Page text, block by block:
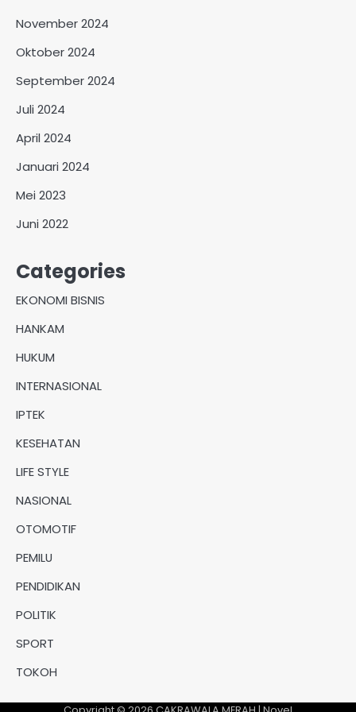
November 2024
Oktober 2024
September 2024
Juli 2024
April 2024
Januari 2024
Mei 2023
Juni 2022
Categories
EKONOMI BISNIS
HANKAM
HUKUM
INTERNASIONAL
IPTEK
KESEHATAN
LIFE STYLE
NASIONAL
OTOMOTIF
PEMILU
PENDIDIKAN
POLITIK
SPORT
TOKOH